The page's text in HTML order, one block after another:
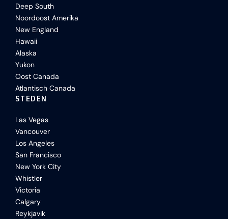
Deep South
Noordoost Amerika
New England
Hawaii
Alaska
Yukon
Oost Canada
Atlantisch Canada
STEDEN
Las Vegas
Vancouver
Los Angeles
San Francisco
New York City
Whistler
Victoria
Calgary
Reykjavik